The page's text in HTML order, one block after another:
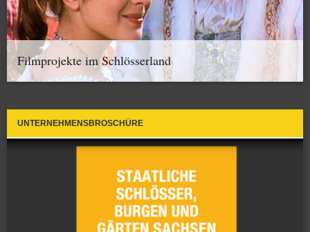
Filmprojekte im Schlösserland
UNTERNEHMENSBROSCHÜRE